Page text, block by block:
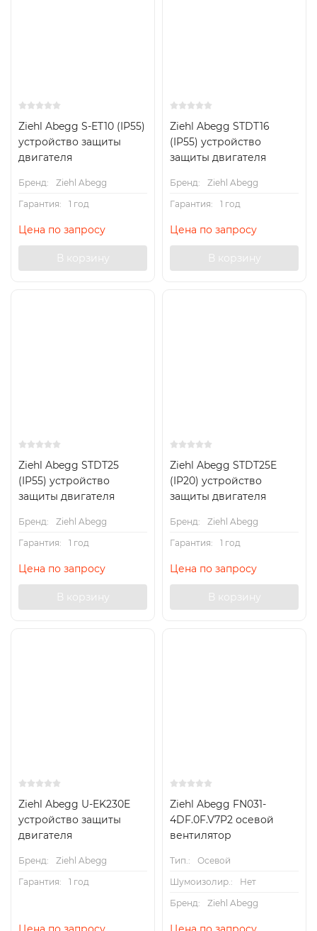
Ziehl Abegg S-ET10 (IP55)
устройство защиты
двигателя
Бренд:
Ziehl Abegg
Гарантия:
1 год
Цена по запросу
В корзину
Ziehl Abegg STDT16
(IP55) устройство
защиты двигателя
Бренд:
Ziehl Abegg
Гарантия:
1 год
Цена по запросу
В корзину
Ziehl Abegg STDT25
(IP55) устройство
защиты двигателя
Бренд:
Ziehl Abegg
Гарантия:
1 год
Цена по запросу
В корзину
Ziehl Abegg STDT25E
(IP20) устройство
защиты двигателя
Бренд:
Ziehl Abegg
Гарантия:
1 год
Цена по запросу
В корзину
Ziehl Abegg U-EK230E
устройство защиты
двигателя
Бренд:
Ziehl Abegg
Гарантия:
1 год
Ziehl Abegg FN031-
4DF.0F.V7P2 осевой
вентилятор
Тип.:
Осевой
Шумоизолир.:
Нет
Бренд:
Ziehl Abegg